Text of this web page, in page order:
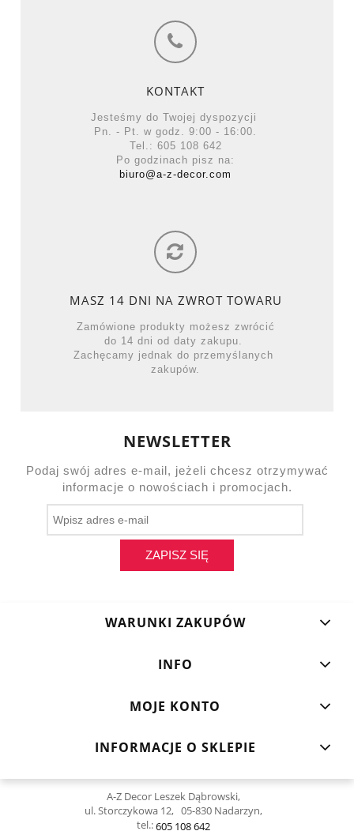
KONTAKT
Jesteśmy do Twojej dyspozycji
Pn. - Pt. w godz. 9:00 - 16:00.
Tel.: 605 108 642
Po godzinach pisz na:
biuro@a-z-decor.com
MASZ 14 DNI NA ZWROT TOWARU
Zamówione produkty możesz zwrócić
do 14 dni od daty zakupu.
Zachęcamy jednak do przemyślanych
zakupów.
NEWSLETTER
Podaj swój adres e-mail, jeżeli chcesz otrzymywać
informacje o nowościach i promocjach.
ZAPISZ SIĘ
WARUNKI ZAKUPÓW
INFO
MOJE KONTO
INFORMACJE O SKLEPIE
A-Z Decor Leszek Dąbrowski,
ul. Storczykowa 12, 05-830 Nadarzyn,
tel.:605 108 642